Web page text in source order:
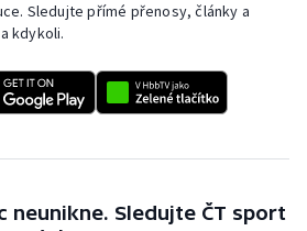
Sledujte přímé přenosy, články a
kdykoli.
neunikne. Sledujte ČT sport